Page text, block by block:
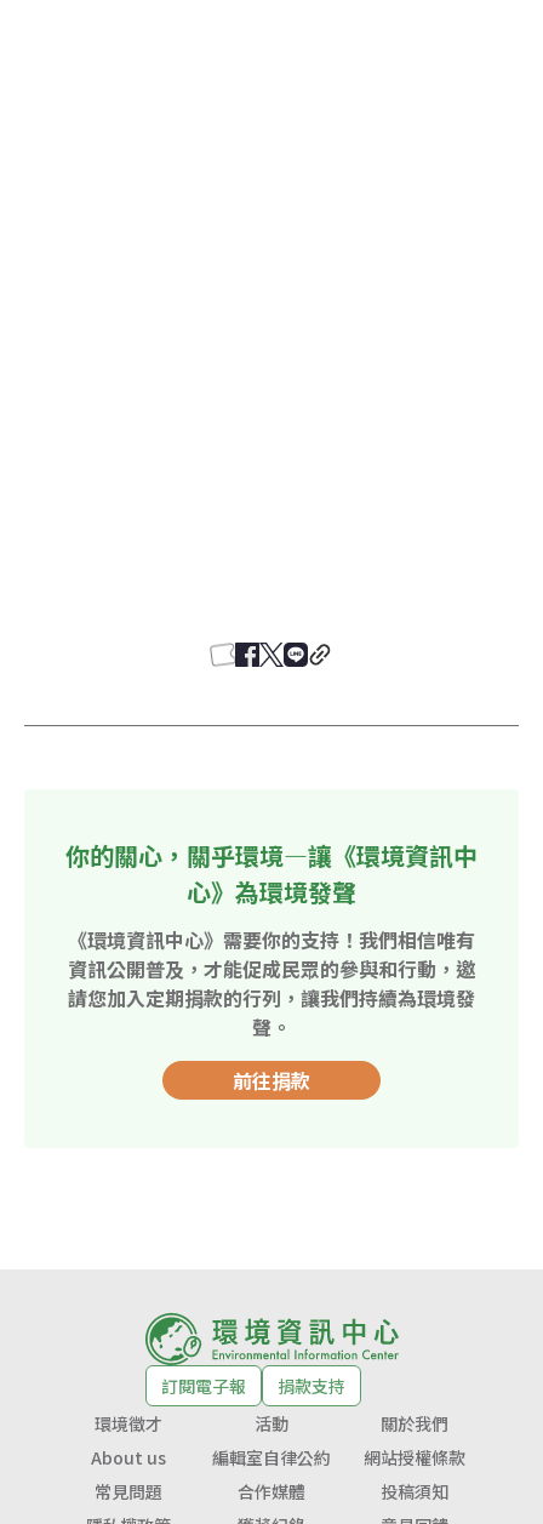
你的關心，關乎環境—讓《環境資訊中
心》為環境發聲
《環境資訊中心》需要你的支持！我們相信唯有
資訊公開普及，才能促成民眾的參與和行動，邀
請您加入定期捐款的行列，讓我們持續為環境發
聲。
前往捐款
訂閱電子報
捐款支持
環境徵才
活動
關於我們
About us
編輯室自律公約
網站授權條款
常見問題
合作媒體
投稿須知